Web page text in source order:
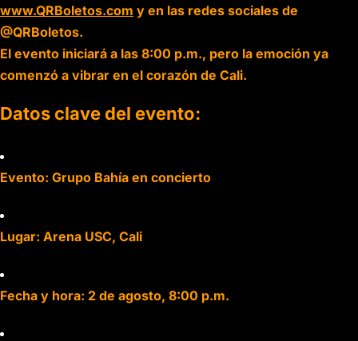
www.QRBoletos.com y en las redes sociales de
@QRBoletos.
El evento iniciará a las 8:00 p.m., pero la emoción ya
comenzó a vibrar en el corazón de Cali.
Datos clave del evento:
Evento: Grupo Bahía en concierto
Lugar: Arena USC, Cali
Fecha y hora: 2 de agosto, 8:00 p.m.